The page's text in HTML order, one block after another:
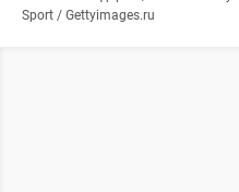
Sport / Gettyimages.ru